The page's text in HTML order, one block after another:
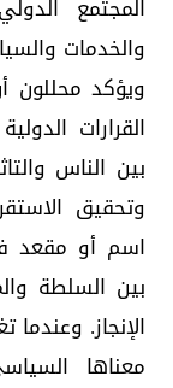
المجتمع
والخدمات
ويؤكد محللون
القرارات
بين الناس
وتحقيق
اسم أو مقعد
بين السلطة
الإنجاز.
معناها